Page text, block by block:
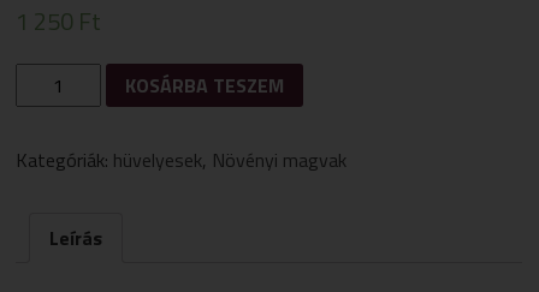
1 250 Ft
250G
KOSÁRBA TESZEM
Kategóriák: hüvelyesek, Növényi magvak
Leírás